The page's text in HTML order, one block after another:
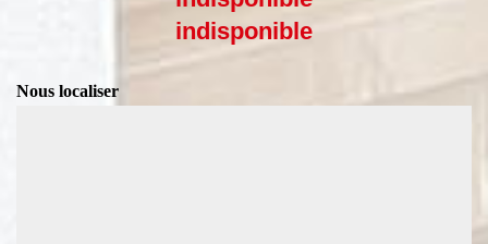
indisponible
Nous localiser